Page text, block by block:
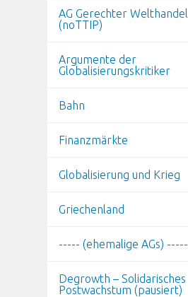
AG Gerechter Welthandel
(noTTIP)
Argumente der
Globalisierungskritiker
Bahn
Finanzmärkte
Globalisierung und Krieg
Griechenland
----- (ehemalige AGs) -----
Degrowth – Solidarisches
Postwachstum (pausiert)